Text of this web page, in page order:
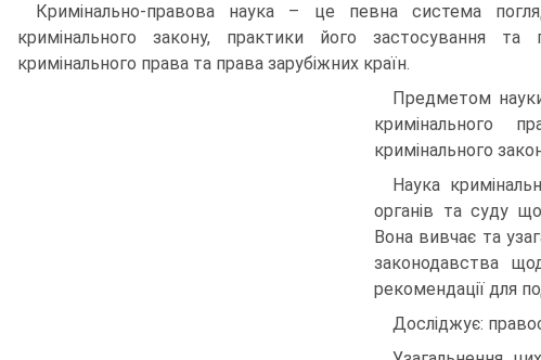
Кримінально-правова наука – це певна система
кримінального закону, практики його застосування та
кримінального права та права зарубіжних країн.
Предметом
кримінального
кримінального
Наука
органів та суду
Вона вивчає та
законодавства
рекомендації для
Досліджує: